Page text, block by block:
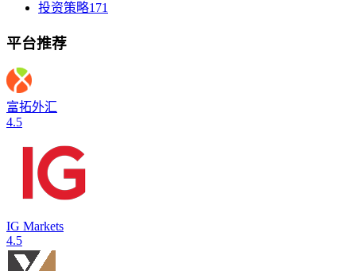
投资策略171
平台推荐
富拓外汇
4.5
IG Markets
4.5